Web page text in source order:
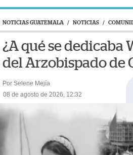
NOTICIAS GUATEMALA / NOTICIAS /
¿A qué se dedicaba
del Arzobispado de
Por Selene Mejía
08 de agosto de 2026, 12:32